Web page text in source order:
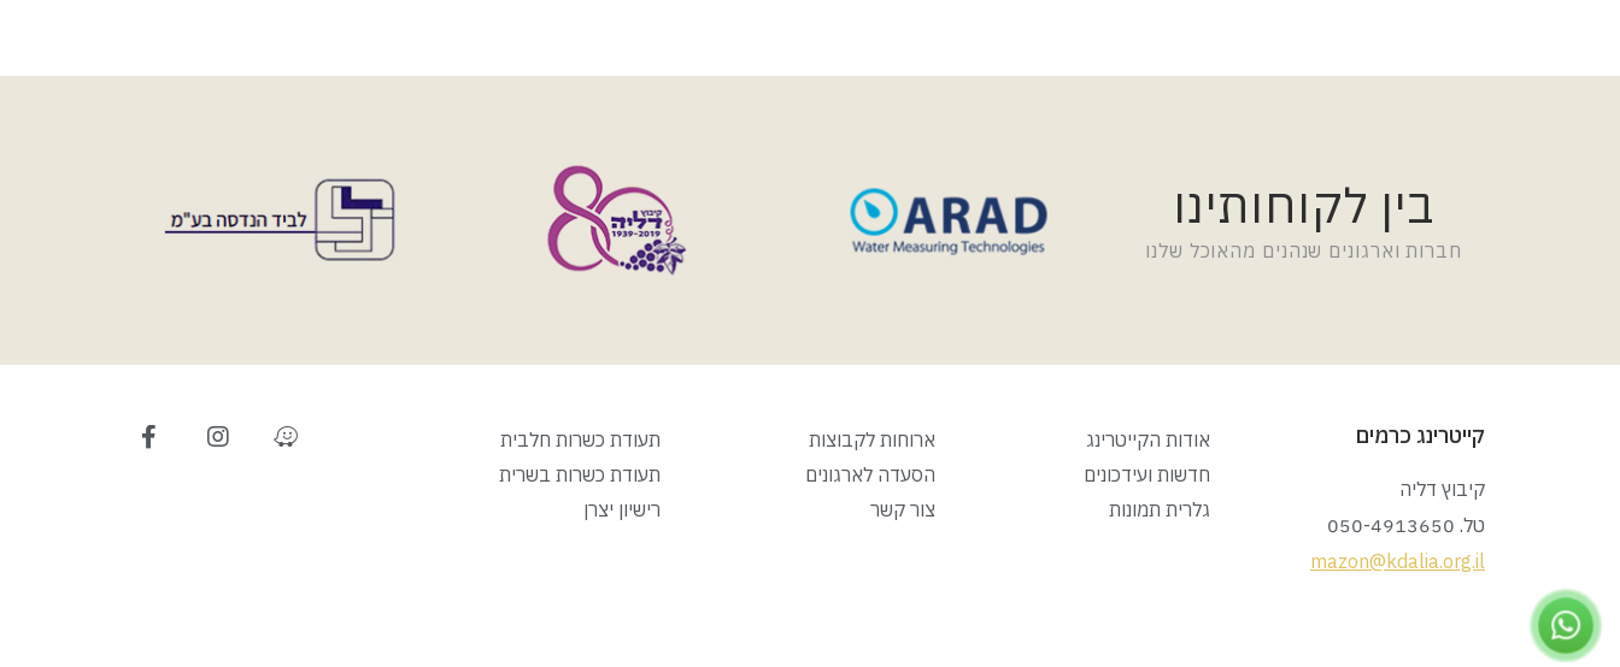
בין לקוחותינו
חברות וארגונים שנהנים מהאוכל שלנו
קייטרינג כרמים
קיבוץ דליה
טל. 050-4913650
mazon@kdalia.org.il
אודות הקייטרינג
חדשות ועידכונים
גלרית תמונות
ארוחות לקבוצות
הסעדה לארגונים
צור קשר
תעודת כשרות חלבית
תעודת כשרות בשרית
רישיון יצרן